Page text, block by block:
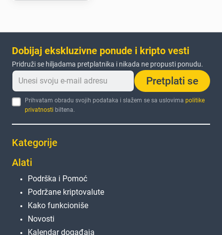
Dobijaj ekskluzivne ponude i kripto vesti
Pridruži se hiljadama pretplatnika i nikada ne propusti ponudu.
Pretplati se
Prihvatam obradu svojih podataka i slažem se sa uslovimapolitike
privatnosti biltena.
Kategorije
Alati
Podrška i Pomoć
Podržane kriptovalute
Kako funkcioniše
Novosti
Kalendar događaja